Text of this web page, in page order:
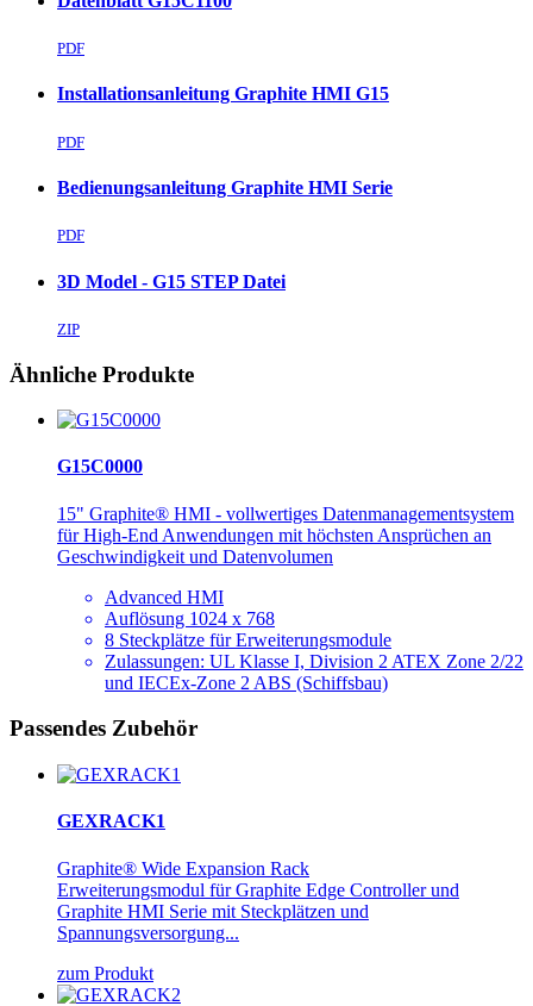
PDF
Installationsanleitung Graphite HMI G15
PDF
Bedienungsanleitung Graphite HMI Serie
PDF
3D Model - G15 STEP Datei
ZIP
Ähnliche Produkte
G15C0000
15" Graphite® HMI - vollwertiges Datenmanagementsystem
für High-End Anwendungen mit höchsten Ansprüchen an
Geschwindigkeit und Datenvolumen
Advanced HMI
Auflösung 1024 x 768
8 Steckplätze für Erweiterungsmodule
Zulassungen: UL Klasse I, Division 2 ATEX Zone 2/22
und IECEx-Zone 2 ABS (Schiffsbau)
Passendes Zubehör
GEXRACK1
Graphite® Wide Expansion Rack
Erweiterungsmodul für Graphite Edge Controller und
Graphite HMI Serie mit Steckplätzen und
Spannungsversorgung...
zum Produkt